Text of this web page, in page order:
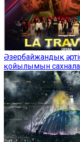
Әзербайжандық
қойылымын